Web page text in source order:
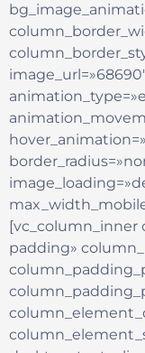
[vc_column_inner
padding»